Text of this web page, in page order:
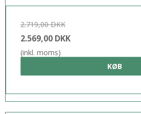
2.719,00 DKK
2.569,00 DKK
(inkl. moms)
KØB